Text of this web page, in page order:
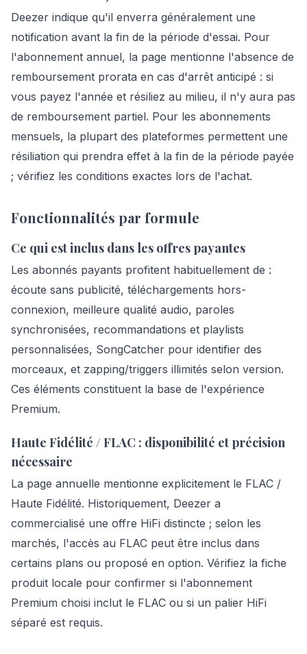
Deezer indique qu'il enverra généralement une
notification avant la fin de la période d'essai. Pour
l'abonnement annuel, la page mentionne l'absence de
remboursement prorata en cas d'arrêt anticipé : si
vous payez l'année et résiliez au milieu, il n'y aura pas
de remboursement partiel. Pour les abonnements
mensuels, la plupart des plateformes permettent une
résiliation qui prendra effet à la fin de la période payée
; vérifiez les conditions exactes lors de l'achat.
Fonctionnalités par formule
Ce qui est inclus dans les offres payantes
Les abonnés payants profitent habituellement de :
écoute sans publicité, téléchargements hors-
connexion, meilleure qualité audio, paroles
synchronisées, recommandations et playlists
personnalisées, SongCatcher pour identifier des
morceaux, et zapping/triggers illimités selon version.
Ces éléments constituent la base de l'expérience
Premium.
Haute Fidélité / FLAC : disponibilité et précision
nécessaire
La page annuelle mentionne explicitement le FLAC /
Haute Fidélité. Historiquement, Deezer a
commercialisé une offre HiFi distincte ; selon les
marchés, l'accès au FLAC peut être inclus dans
certains plans ou proposé en option. Vérifiez la fiche
produit locale pour confirmer si l'abonnement
Premium choisi inclut le FLAC ou si un palier HiFi
séparé est requis.